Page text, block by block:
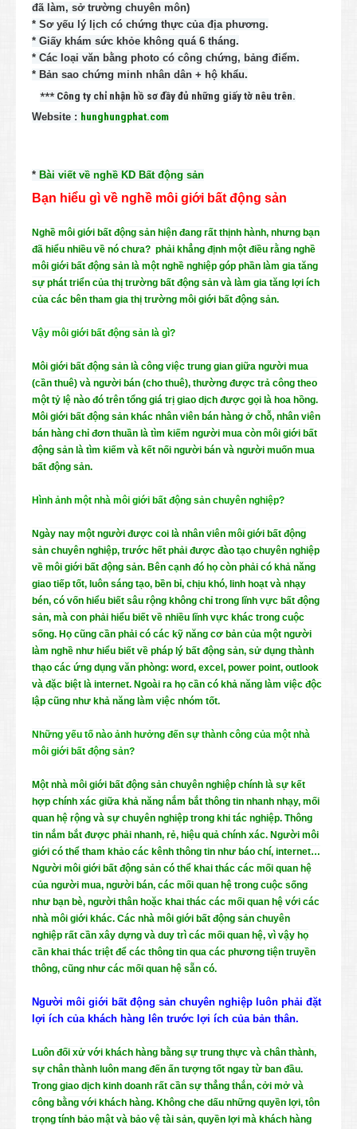
đã làm, sở trường chuyên môn)
* Sơ yếu lý lịch có chứng thực của địa phương.
* Giấy khám sức khỏe không quá 6 tháng.
* Các loại văn bằng photo có công chứng, bảng điểm.
* Bản sao chứng minh nhân dân + hộ khẩu.
*** Công ty chỉ nhận hồ sơ đầy đủ những giấy tờ nêu trên.
Website : hunghungphat.com
* Bài viết về nghề KD Bất động sản
Bạn hiểu gì về nghề môi giới bất động sản
Nghề môi giới bất động sản hiện đang rất thịnh hành, nhưng bạn
đã hiểu nhiều về nó chưa? phải khẳng định một điều rằng nghề
môi giới bất động sản là một nghề nghiệp góp phần làm gia tăng
sự phát triển của thị trường bất động sản và làm gia tăng lợi ích
của các bên tham gia thị trường môi giới bất động sản.
Vậy môi giới bất động sản là gì?
Môi giới bất động sản là công việc trung gian giữa người mua
(cần thuê) và người bán (cho thuê), thường được trả công theo
một tỷ lệ nào đó trên tổng giá trị giao dịch được gọi là hoa hồng.
Môi giới bất động sản khác nhân viên bán hàng ở chỗ, nhân viên
bán hàng chỉ đơn thuần là tìm kiếm người mua còn môi giới bất
động sản là tìm kiếm và kết nối người bán và người muốn mua
bất động sản.
Hình ảnh một nhà môi giới bất động sản chuyên nghiệp?
Ngày nay một người được coi là nhân viên môi giới bất động
sản chuyên nghiệp, trước hết phải được đào tạo chuyên nghiệp
về môi giới bất động sản. Bên cạnh đó họ còn phải có khả năng
giao tiếp tốt, luôn sáng tạo, bền bỉ, chịu khó, linh hoạt và nhạy
bén, có vốn hiểu biết sâu rộng không chỉ trong lĩnh vực bất động
sản, mà con phải hiểu biết về nhiều lĩnh vực khác trong cuộc
sống. Họ cũng cần phải có các kỹ năng cơ bản của một người
làm nghề như hiểu biết về pháp lý bất động sản, sử dụng thành
thạo các ứng dụng văn phòng: word, excel, power point, outlook
và đặc biệt là internet. Ngoài ra họ cần có khả năng làm việc độc
lập cũng như khả năng làm việc nhóm tốt.
Những yếu tố nào ảnh hưởng đến sự thành công của một nhà
môi giới bất động sản?
Một nhà môi giới bất động sản chuyên nghiệp chính là sự kết
hợp chính xác giữa khả năng nắm bắt thông tin nhanh nhạy, mối
quan hệ rộng và sự chuyên nghiệp trong khi tác nghiệp. Thông
tin nắm bắt được phải nhanh, rẻ, hiệu quả chính xác. Người môi
giới có thể tham khảo các kênh thông tin như báo chí, internet…
Người môi giới bất động sản có thể khai thác các mối quan hệ
của người mua, người bán, các mối quan hệ trong cuộc sống
như bạn bè, người thân hoặc khai thác các mối quan hệ với các
nhà môi giới khác. Các nhà môi giới bất động sản chuyên
nghiệp rất cần xây dựng và duy trì các mối quan hệ, vì vậy họ
cần khai thác triệt để các thông tin qua các phương tiện truyền
thông, cũng như các mối quan hệ sẵn có.
Người môi giới bất động sản chuyên nghiệp luôn phải đặt
lợi ích của khách hàng lên trước lợi ích của bản thân.
Luôn đối xử với khách hàng bằng sự trung thực và chân thành,
sự chân thành luôn mang đến ấn tượng tốt ngay từ ban đầu.
Trong giao dịch kinh doanh rất cần sự thẳng thắn, cởi mở và
công bằng với khách hàng. Không che dấu những quyền lợi, tôn
trọng tính bảo mật và bảo vệ tài sản, quyền lợi mà khách hàng